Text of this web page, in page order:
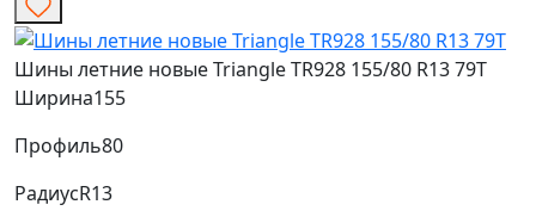
Шины летние новые Triangle TR928 155/80 R13 79T
Ширина155
Профиль80
РадиусR13